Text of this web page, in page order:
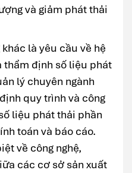
và giảm phát thải
là yêu cầu về hệ
thẩm định số liệu phát
lý chuyên ngành
quy trình và công
liệu phát thải phần
toán và báo cáo.
về công nghệ,
các cơ sở sản xuất